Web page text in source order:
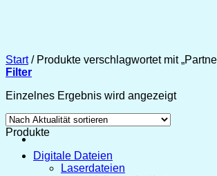
Start /Produkte verschlagwortet mit
Filter
Einzelnes Ergebnis wird angezeigt
Produkte
Digitale Dateien
Laserdateien